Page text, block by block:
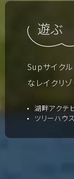
遊ぶ
Supサイク
なレイクリ
湖畔アクテ
ツリーハウス